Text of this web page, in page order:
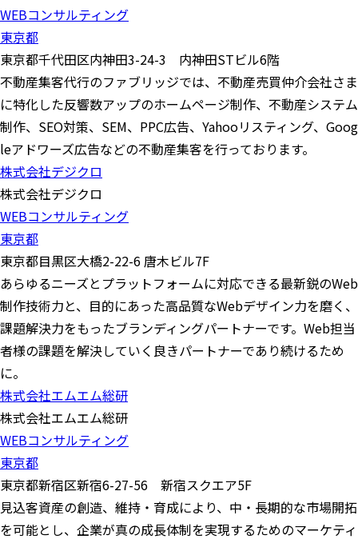
WEBコンサルティング
東京都
東京都千代田区内神田3-24-3 内神田STビル6階
不動産集客代行のファブリッジでは、不動産売買仲介会社さま
に特化した反響数アップのホームページ制作、不動産システム
制作、SEO対策、SEM、PPC広告、Yahooリスティング、Goog
leアドワーズ広告などの不動産集客を行っております。
株式会社デジクロ
株式会社デジクロ
WEBコンサルティング
東京都
東京都目黒区大橋2-22-6 唐木ビル7F
あらゆるニーズとプラットフォームに対応できる最新鋭のWeb
制作技術力と、目的にあった高品質なWebデザイン力を磨く、
課題解決力をもったブランディングパートナーです。Web担当
者様の課題を解決していく良きパートナーであり続けるため
に。
株式会社エムエム総研
株式会社エムエム総研
WEBコンサルティング
東京都
東京都新宿区新宿6-27-56 新宿スクエア5F
見込客資産の創造、維持・育成により、中・長期的な市場開拓
を可能とし、企業が真の成長体制を実現するためのマーケティ